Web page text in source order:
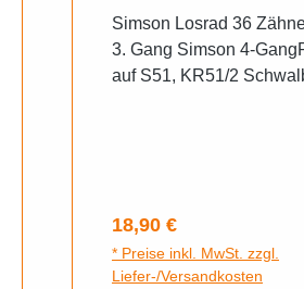
Simson Losrad 36
3. Gang Simson 4-
auf S51, KR51/2
Regulärer Preis:
18,90 €
* Preise inkl. MwSt. zzgl.
Liefer-/Versandkosten